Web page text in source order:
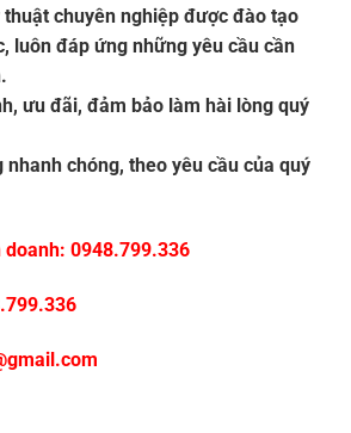
thuật chuyên nghiệp được đào tạo
luôn đáp ứng những yêu cầu cần
ưu đãi, đảm bảo làm hài lòng quý
chóng, theo yêu cầu của quý
doanh: 0948.799.336